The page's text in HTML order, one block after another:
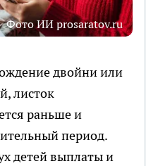
Фото ИИ prosaratov.ru
двойни или
листок
раньше и
период.
детей выплаты и